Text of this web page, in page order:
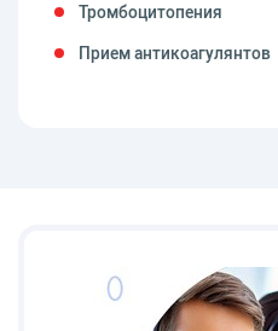
Тромбоцитопения
Прием антикоагулянтов